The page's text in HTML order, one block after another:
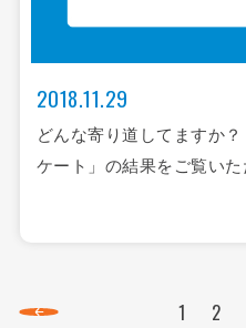
2018.11.29
どんな寄り道してますか
ケート」の結果をご覧いた
1 2